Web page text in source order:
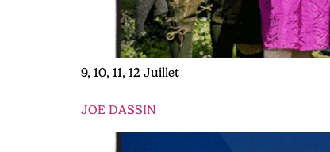
9, 10, 11, 12 Juillet
JOE DASSIN